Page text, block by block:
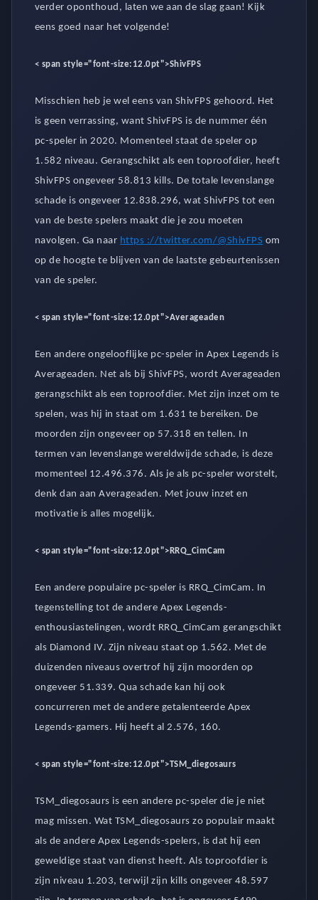
verder oponthoud, laten we aan de slag gaan! Kijk
eens goed naar het volgende!
< span style="font-size:12.0pt">ShivFPS
Misschien heb je wel eens van ShivFPS gehoord. Het
is geen verrassing, want ShivFPS is de nummer één
pc-speler in 2020. Momenteel staat de speler op
1.582 niveau. Gerangschikt als een toproofdier, heeft
ShivFPS ongeveer 58.813 kills. De totale levenslange
schade is ongeveer 12.838.296, wat ShivFPS tot een
van de beste spelers maakt die je zou moeten
navolgen. Ga naar https ://twitter.com/@ShivFPS om
op de hoogte te blijven van de laatste gebeurtenissen
van de speler.
< span style="font-size:12.0pt">Averageaden
Een andere ongelooflijke pc-speler in Apex Legends is
Averageaden. Net als bij ShivFPS, wordt Averageaden
gerangschikt als een toproofdier. Met zijn inzet om te
spelen, was hij in staat om 1.631 te bereiken. De
moorden zijn ongeveer op 57.318 en tellen. In
termen van levenslange wereldwijde schade, is deze
momenteel 12.496.376. Als je als pc-speler worstelt,
denk dan aan Averageaden. Met jouw inzet en
motivatie is alles mogelijk.
< span style="font-size:12.0pt"> RRQ_CimCam
Een andere populaire pc-speler is RRQ_CimCam. In
tegenstelling tot de andere Apex Legends-
enthousiastelingen, wordt RRQ_CimCam gerangschikt
als Diamond IV. Zijn niveau staat op 1.562. Met de
duizenden niveaus overtrof hij zijn moorden op
ongeveer 51.339. Qua schade kan hij ook
concurreren met de andere getalenteerde Apex
Legends-gamers. Hij heeft al 2.576, 160.
< span style="font-size:12.0pt">TSM_diegosaurs
TSM_diegosaurs is een andere pc-speler die je niet
mag missen. Wat TSM_diegosaurs zo populair maakt
als de andere Apex Legends-spelers, is dat hij een
geweldige staat van dienst heeft. Als toproofdier is
zijn niveau 1.203, terwijl zijn kills ongeveer 48.597